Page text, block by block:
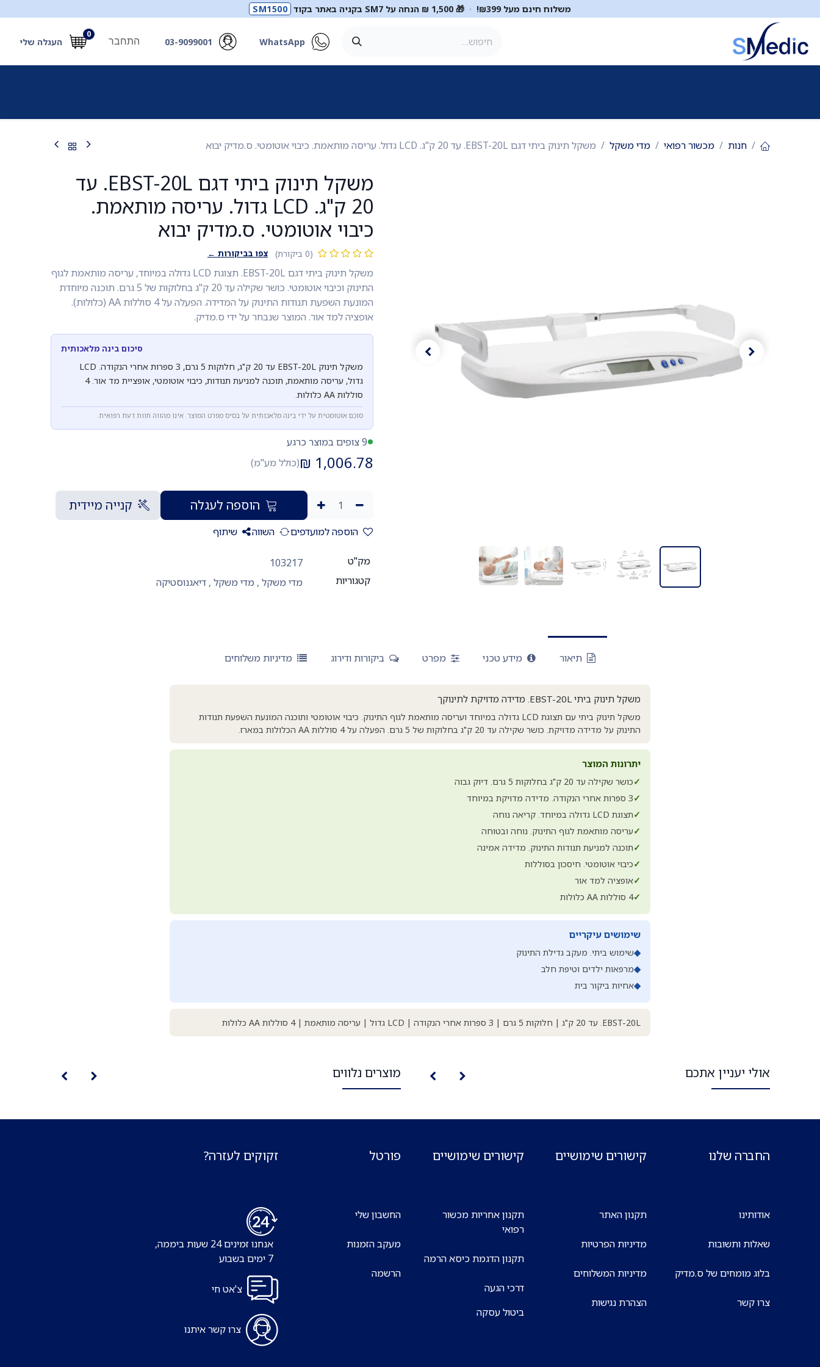
משלוח חינם מעל ₪399! · 🎁 1,500 ₪ הנחה על SM7 בקניה באתר בקוד SM1500
WhatsApp
03-9099001
0
העגלה שלי התחבר
חנות מכשור רפואי מדי משקל משקל תינוק ביתי דגם EBST-20L. עד 20 ק"ג. LCD גדול. עריסה מותאמת. כיבוי אוטומטי. ס.מדיק יבוא
משקל תינוק ביתי דגם EBST-20L. עד
20 ק"ג. LCD גדול. עריסה מותאמת.
כיבוי אוטומטי. ס.מדיק יבוא
(0 ביקורת) צפו בביקורות ←
משקל תינוק ביתי דגם EBST-20L. תצוגת LCD גדולה במיוחד, עריסה מותאמת לגוף
התינוק וכיבוי אוטומטי. כושר שקילה עד 20 ק"ג בחלוקות של 5 גרם. תוכנה מיוחדת
המונעת השפעת תנודות התינוק על המדידה. הפעלה על 4 סוללות AA (כלולות).
אופציה למד אור. המוצר שנבחר על ידי ס.מדיק.
סיכום בינה מלאכותית
משקל תינוק EBST-20L עד 20 ק"ג, חלוקות 5 גרם, 3 ספרות אחרי הנקודה. LCD
גדול, עריסה מותאמת, תוכנה למניעת תנודות, כיבוי אוטומטי, אופציית מד אור. 4
סוללות AA כלולות.
סוכם אוטומטית על ידי בינה מלאכותית על בסיס מפרט המוצר. אינו מהווה חוות דעת רפואית.
9 צופים במוצר כרגע
1,006.78
₪(כולל מע"מ)
הוספה לעגלה קנייה מיידית
הוספה למועדפים השווה שיתוף
מק"ט
103217
קטגוריות
מדי משקל, מדי משקל, דיאגנוסטיקה
תיאור מידע טכני מפרט ביקורות ודירוג מדיניות משלוחים
משקל תינוק ביתי EBST-20L. מדידה מדויקת לתינוקך
משקל תינוק ביתי עם תצוגת LCD גדולה במיוחד ועריסה מותאמת לגוף התינוק. כיבוי אוטומטי ותוכנה המונעת השפעת תנודות
התינוק על מדידה מדויקת. כושר שקילה עד 20 ק"ג בחלוקות של 5 גרם. הפעלה על 4 סוללות AA הכלולות במארז.
יתרונות המוצר
✓כושר שקילה עד 20 ק"ג בחלוקות 5 גרם. דיוק גבוה
✓3 ספרות אחרי הנקודה. מדידה מדויקת במיוחד
✓תצוגת LCD גדולה במיוחד. קריאה נוחה
✓עריסה מותאמת לגוף התינוק. נוחה ובטוחה
✓תוכנה למניעת תנודות התינוק. מדידה אמינה
✓כיבוי אוטומטי. חיסכון בסוללות
✓אופציה למד אור
✓4 סוללות AA כלולות
שימושים עיקריים
◆שימוש ביתי. מעקב גדילת התינוק
◆מרפאות ילדים וטיפת חלב
◆אחיות ביקור בית
EBST-20L. עד 20 ק"ג | חלוקות 5 גרם | 3 ספרות אחרי הנקודה | LCD גדול | עריסה מותאמת | 4 סוללות AA כלולות
אולי יעניין אתכם מוצרים נלווים
החברה שלנו
אודותינו
שאלות ותשובות
בלוג מומחים של ס.מדיק
צרו קשר
קישורים שימושיים
תקנון האתר
מדיניות הפרטיות
מדיניות המשלוחים
הצהרת נגישות
קישורים שימושיים
תקנון אחריות מכשור
רפואי
תקנון הדגמת כיסא הרמה
דרכי הגעה
ביטול עסקה
פורטל
החשבון שלי
מעקב הזמנות
הרשמה
זקוקים לעזרה?
אנחנו זמינים 24 שעות ביממה,
7 ימים בשבוע
צ'אט חי
צרו קשר איתנו